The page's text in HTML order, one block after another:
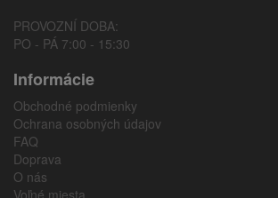
PROVOZNÍ DOBA:
PO - PÁ 7:00 - 15:30
Informácie
Obchodné podmienky
Ochrana osobných údajov
FAQ
Doprava
O nás
Voľné miesta